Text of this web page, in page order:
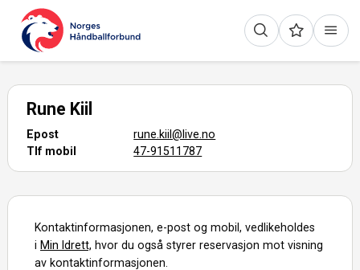
Rune Kiil
Epost
rune.kiil@live.no
Tlf mobil
47-91511787
Kontaktinformasjonen, e-post og mobil, vedlikeholdes
i Min Idrett, hvor du også styrer reservasjon mot visning
av kontaktinformasjonen.